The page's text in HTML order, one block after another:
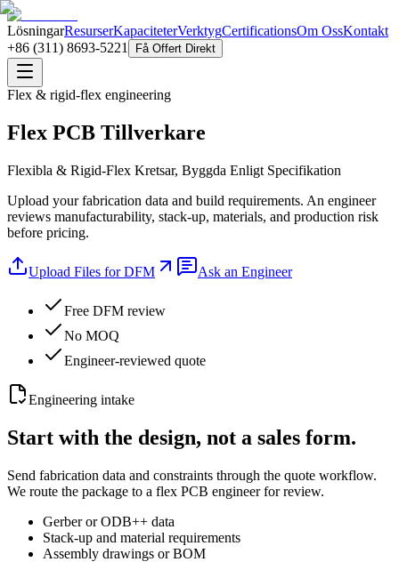
LösningarResurserKapaciteterVerktygCertificationsOm OssKontakt
+86 (311) 8693-5221
Få Offert Direkt
Flex & rigid-flex engineering
Flex PCB Tillverkare
Flexibla & Rigid-Flex Kretsar, Byggda Enligt Specifikation
Upload your fabrication data and build requirements. An engineer
reviews manufacturability, stack-up, materials, and production risk
before pricing.
Upload Files for DFM Ask an Engineer
Free DFM review
No MOQ
Engineer-reviewed quote
Engineering intake
Start with the design, not a sales form.
Send fabrication data and constraints through the quote workflow.
We route the package to a flex PCB engineer for review.
Gerber or ODB++ data
Stack-up and material requirements
Assembly drawings or BOM